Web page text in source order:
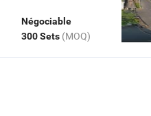
Négociable
300 Sets (MOQ)